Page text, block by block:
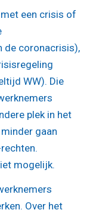
een crisis of
de coronacrisis),
WW). Die
plek in het
gaan
mogelijk.
Over het